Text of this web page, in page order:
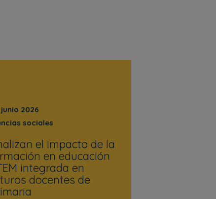
2026
sociales
el impacto de la
en educación
integrada en
docentes de